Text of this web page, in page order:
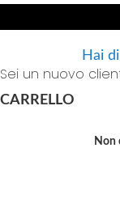
Hai
Sei un nuovo
CARRELLO
Non